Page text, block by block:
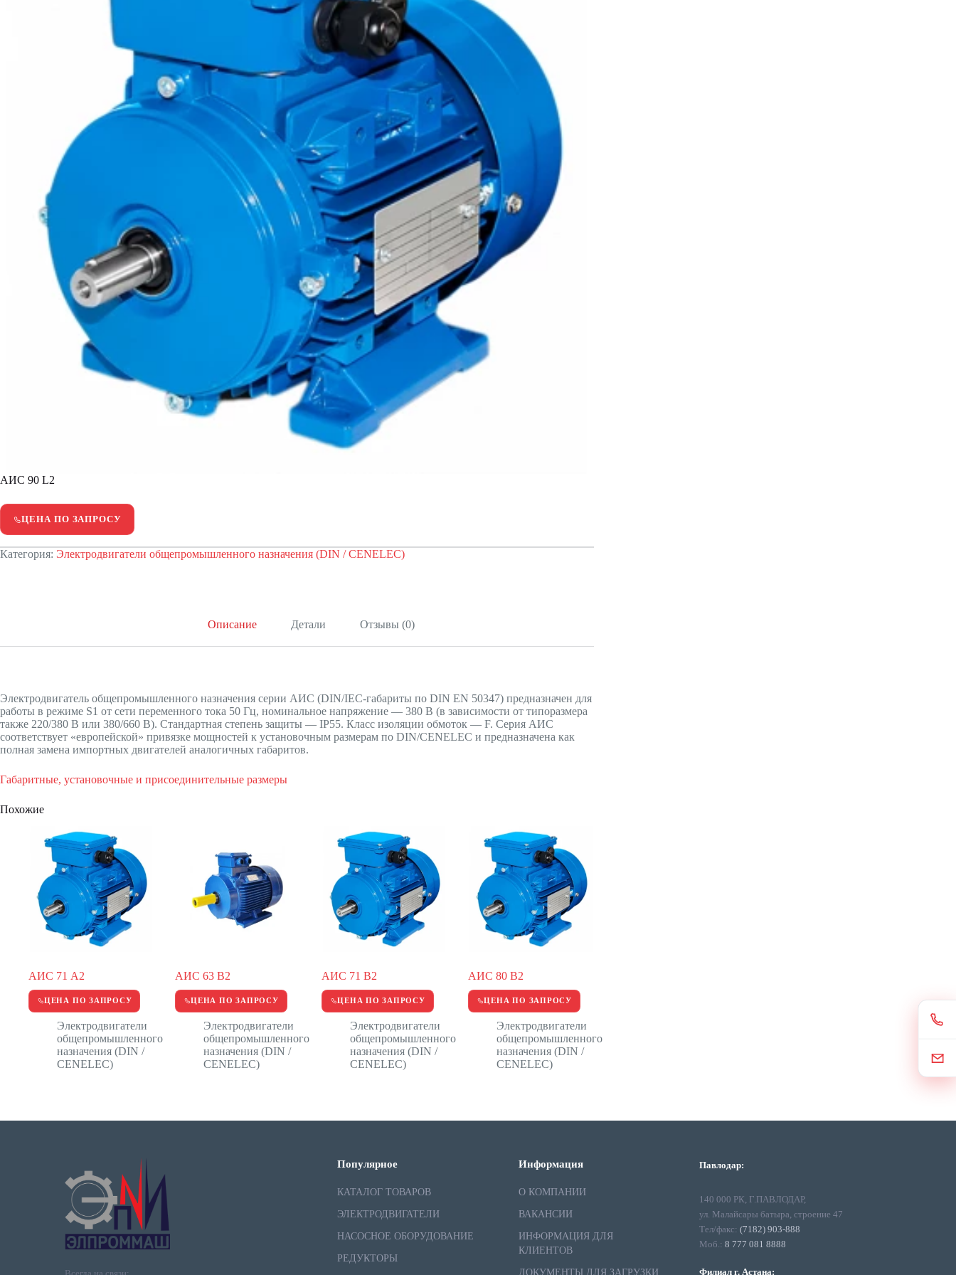
АИС 90 L2
ЦЕНА ПО ЗАПРОСУ
Категория: Электродвигатели общепромышленного назначения (DIN / CENELEC)
Описание Детали Отзывы (0)
Электродвигатель общепромышленного назначения серии АИС (DIN/IEC-габариты по DIN EN 50347) предназначен для
работы в режиме S1 от сети переменного тока 50 Гц, номинальное напряжение — 380 В (в зависимости от типоразмера
также 220/380 В или 380/660 В). Стандартная степень защиты — IP55. Класс изоляции обмоток — F. Серия АИС
соответствует «европейской» привязке мощностей к установочным размерам по DIN/CENELEC и предназначена как
полная замена импортных двигателей аналогичных габаритов.
Габаритные, установочные и присоединительные размеры
Похожие
АИС 71 А2
ЦЕНА ПО ЗАПРОСУ
Электродвигатели
общепромышленного
назначения (DIN /
CENELEC)
АИС 63 В2
ЦЕНА ПО ЗАПРОСУ
Электродвигатели
общепромышленного
назначения (DIN /
CENELEC)
АИС 71 В2
ЦЕНА ПО ЗАПРОСУ
Электродвигатели
общепромышленного
назначения (DIN /
CENELEC)
АИС 80 В2
ЦЕНА ПО ЗАПРОСУ
Электродвигатели
общепромышленного
назначения (DIN /
CENELEC)
Популярное
КАТАЛОГ ТОВАРОВ
ЭЛЕКТРОДВИГАТЕЛИ
НАСОСНОЕ ОБОРУДОВАНИЕ
РЕДУКТОРЫ
Информация
О КОМПАНИИ
ВАКАНСИИ
ИНФОРМАЦИЯ ДЛЯ
КЛИЕНТОВ
ДОКУМЕНТЫ ДЛЯ ЗАГРУЗКИ
Павлодар:
140 000 РК, Г.ПАВЛОДАР,
ул. Малайсары батыра, строение 47
Тел/факс: (7182) 903-888
Моб.: 8 777 081 8888
Филиал г. Астана: